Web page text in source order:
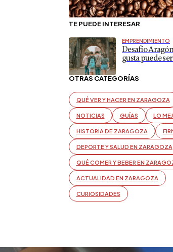
TE PUEDE INTERESAR
EMPRENDIMIENTO
Desafío
gusta puede
OTRAS CATEGORÍAS
QUÉ VER Y HACER EN ZARAGOZA
NOTICIAS GUÍAS LO
HISTORIA DE ZARAGOZA
DEPORTE Y SALUD EN ZARAGOZA
QUÉ COMER Y BEBER EN
ACTUALIDAD EN ZARAGOZA
CURIOSIDADES